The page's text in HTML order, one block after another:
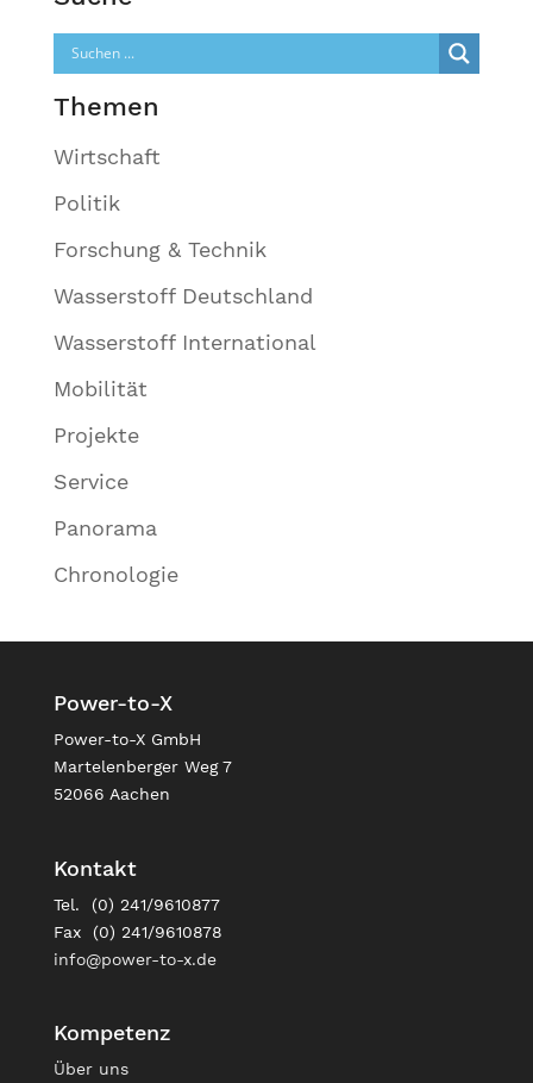
Themen
Wirtschaft
Politik
Forschung & Technik
Wasserstoff Deutschland
Wasserstoff International
Mobilität
Projekte
Service
Panorama
Chronologie
Power-to-X
Power-to-X GmbH
Martelenberger Weg 7
52066 Aachen
Kontakt
Tel. (0) 241/9610877
Fax (0) 241/9610878
info@power-to-x.de
Kompetenz
Über uns